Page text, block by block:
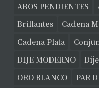
AROS PENDIENTES
Brillantes
Cadena
Cadena Plata
DIJE MODERNO
ORO BLANCO
PAR